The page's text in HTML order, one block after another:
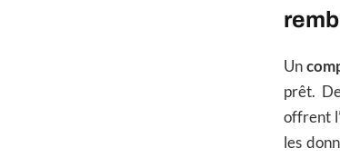
Un
prêt.
offrent
les